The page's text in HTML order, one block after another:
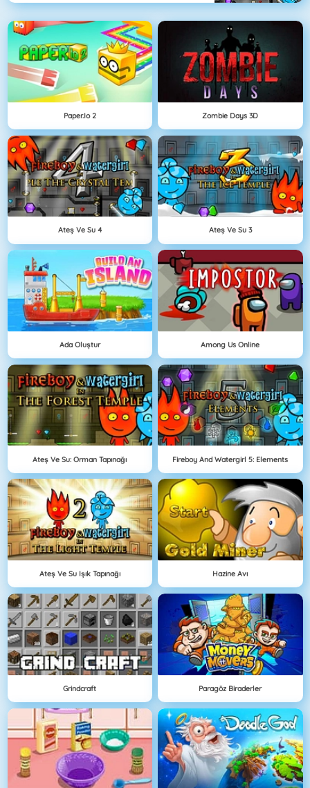
Paper.io 2 Zombie Days 3D
Ateş Ve Su 4 Ateş Ve Su 3
Ada Oluştur Among Us Online
Ateş Ve Su: Orman Tapınağı Fireboy And Watergirl 5: Elements
Ateş Ve Su Işık Tapınağı Hazine Avı
Grindcraft Paragöz Biraderler